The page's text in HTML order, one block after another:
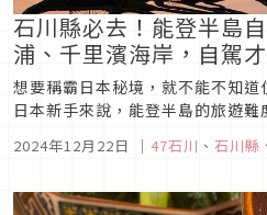
石川縣必去！能登半島
浦、千里濱海岸，自駕
想要稱霸日本秘境，就不能不知
日本新手來說，能登半島的旅遊
塵囂，想要體驗日本深度旅遊，能
這片古老美麗的大地...
2024年12月22日 ｜ 47石川 、 石川縣